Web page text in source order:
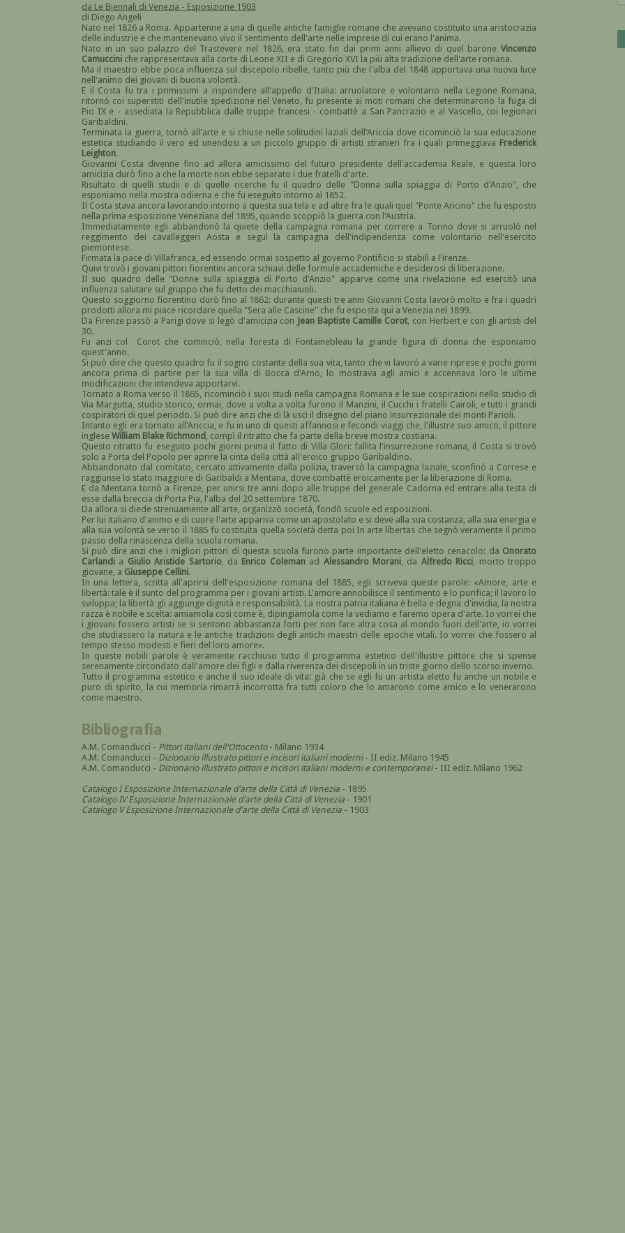
da Le Biennali di Venezia - Esposizione 1903
di Diego Angeli
Nato nel 1826 a Roma. Appartenne a una di quelle antiche famiglie romane che avevano costituito una aristocrazia
delle industrie e che mantenevano vivo il sentimento dell'arte nelle imprese di cui erano l'anima.
Nato in un suo palazzo del Trastevere nel 1826, era stato fin dai primi anni allievo di quel barone Vincenzo
Camuccini che rappresentava alla corte di Leone XII e di Gregorio XVI la più alta tradizione dell'arte romana.
Ma il maestro ebbe poca influenza sul discepolo ribelle, tanto più che l'alba del 1848 apportava una nuova luce
nell'animo dei giovani di buona volontà.
E il Costa fu tra i primissimi a rispondere all'appello d'Italia: arruolatore e volontario nella Legione Romana,
ritornò coi superstiti dell'inutile spedizione nel Veneto, fu presente ai moti romani che determinarono la fuga di
Pio IX e - assediata la Repubblica dalle truppe francesi - combattè a San Pancrazio e al Vascello, coi legionari
Garibaldini.
Terminata la guerra, tornò all'arte e si chiuse nelle solitudini laziali dell'Ariccia dove ricominciò la sua educazione
estetica studiando il vero ed unendosi a un piccolo gruppo di artisti stranieri fra i quali primeggiava Frederick
Leighton.
Giovanni Costa divenne fino ad allora amicissimo del futuro presidente dell'accademia Reale, e questa loro
amicizia durò fino a che la morte non ebbe separato i due fratelli d'arte.
Risultato di quelli studii e di quelle ricerche fu il quadro delle "Donna sulla spiaggia di Porto d'Anzio", che
esponiamo nella mostra odierna e che fu eseguito intorno al 1852.
Il Costa stava ancora lavorando intorno a questa sua tela e ad altre fra le quali quel "Ponte Aricino" che fu esposto
nella prima esposizione Veneziana del 1895, quando scoppiò la guerra con l'Austria.
Immediatamente egli abbandonò la quiete della campagna romana per correre a Torino dove si arruolò nel
reggimento dei cavalleggeri Aosta e seguì la campagna dell'indipendenza come volontario nell'esercito
piemontese.
Firmata la pace di Villafranca, ed essendo ormai sospetto al governo Pontificio si stabilì a Firenze.
Quivi trovò i giovani pittori fiorentini ancora schiavi delle formule accademiche e desiderosi di liberazione.
Il suo quadro delle "Donne sulla spiaggia di Porto d'Anzio" apparve come una rivelazione ed esercitò una
influenza salutare sul gruppo che fu detto dei macchiaiuoli.
Questo soggiorno fiorentino durò fino al 1862: durante questi tre anni Giovanni Costa lavorò molto e fra i quadri
prodotti allora mi piace ricordare quella "Sera alle Cascine" che fu esposta qui a Venezia nel 1899.
Da Firenze passò a Parigi dove si legò d'amicizia con Jean Baptiste Camille Corot , con Herbert e con gli artisti del
30.
Fu anzi col Corot che cominciò, nella foresta di Fontainebleau la grande figura di donna che esponiamo
quest'anno.
Si può dire che questo quadro fu il sogno costante della sua vita, tanto che vi lavorò a varie riprese e pochi giorni
ancora prima di partire per la sua villa di Bocca d'Arno, lo mostrava agli amici e accennava loro le ultime
modificazioni che intendeva apportarvi.
Tornato a Roma verso il 1865, ricominciò i suoi studi nella campagna Romana e le sue cospirazioni nello studio di
Via Margutta, studio storico, ormai, dove a volta a volta furono il Manzini, il Cucchi i fratelli Cairoli, e tutti i grandi
cospiratori di quel periodo. Si può dire anzi che di là uscì il disegno del piano insurrezionale dei monti Parioli.
Intanto egli era tornato all'Ariccia, e fu in uno di questi affannosi e fecondi viaggi che, l'illustre suo amico, il pittore
inglese William Blake Richmond , compì il ritratto che fa parte della breve mostra costiana.
Questo ritratto fu eseguito pochi giorni prima il fatto di Villa Glori: fallita l'insurrezione romana, il Costa si trovò
solo a Porta del Popolo per aprire la cinta della città all'eroico gruppo Garibaldino.
Abbandonato dal comitato, cercato attivamente dalla polizia, traversò la campagna laziale, sconfinò a Correse e
raggiunse lo stato maggiore di Garibaldi a Mentana, dove combattè eroicamente per la liberazione di Roma.
E da Mentana tornò a Firenze, per unirsi tre anni dopo alle truppe del generale Cadorna ed entrare alla testa di
esse dalla breccia di Porta Pia, l'alba del 20 settembre 1870.
Da allora si diede strenuamente all'arte, organizzò società, fondò scuole ed esposizioni.
Per lui italiano d'animo e di cuore l'arte appariva come un apostolato e si deve alla sua costanza, alla sua energia e
alla sua volontà se verso il 1885 fu costituita quella società detta poi In arte libertas che segnò veramente il primo
passo della rinascenza della scuola romana.
Si può dire anzi che i migliori pittori di questa scuola furono parte importante dell'eletto cenacolo: da Onorato
Carlandi a Giulio Aristide Sartorio, da Enrico Colemanad Alessandro Morani , da Alfredo Ricci , morto troppo
giovane, a Giuseppe Cellini.
In una lettera, scritta all'aprirsi dell'esposizione romana del 1885, egli scriveva queste parole: «Amore, arte e
libertà: tale è il sunto del programma per i giovani artisti. L'amore annobilisce il sentimento e lo purifica; il lavoro lo
sviluppa; la libertà gli aggiunge dignità e responsabilità. La nostra patria italiana è bella e degna d'invidia, la nostra
razza è nobile e scelta: amiamola così come è, dipingiamola come la vediamo e faremo opera d'arte. Io vorrei che
i giovani fossero artisti se si sentono abbastanza forti per non fare altra cosa al mondo fuori dell'arte, io vorrei
che studiassero la natura e le antiche tradizioni degli antichi maestri delle epoche vitali. Io vorrei che fossero al
tempo stesso modesti e fieri del loro amore».
In queste nobili parole è veramente racchiuso tutto il programma estetico dell'illustre pittore che si spense
serenamente circondato dall'amore dei figli e dalla riverenza dei discepoli in un triste giorno dello scorso inverno.
Tutto il programma estetico e anche il suo ideale di vita: già che se egli fu un artista eletto fu anche un nobile e
puro di spirito, la cui memoria rimarrà incorrotta fra tutti coloro che lo amarono come amico e lo venerarono
come maestro.
Bibliografia
A.M. Comanducci - Pittori italiani dell'Ottocento- Milano 1934
A.M. Comanducci - Dizionario illustrato pittori e incisori italiani moderni- II ediz. Milano 1945
A.M. Comanducci - Dizionario illustrato pittori e incisori italiani moderni e contemporanei- III ediz. Milano 1962
Catalogo I Esposizione Internazionale d'arte della Città di Venezia - 1895
Catalogo IV Esposizione Internazionale d'arte della Città di Venezia - 1901
Catalogo V Esposizione Internazionale d'arte della Città di Venezia - 1903